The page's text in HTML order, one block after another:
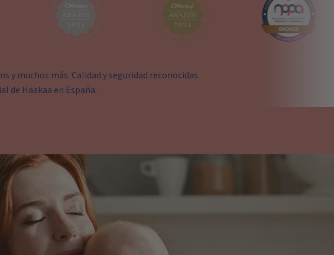
y muchos más. Calidad y seguridad reconocidas
de Haakaa en España.